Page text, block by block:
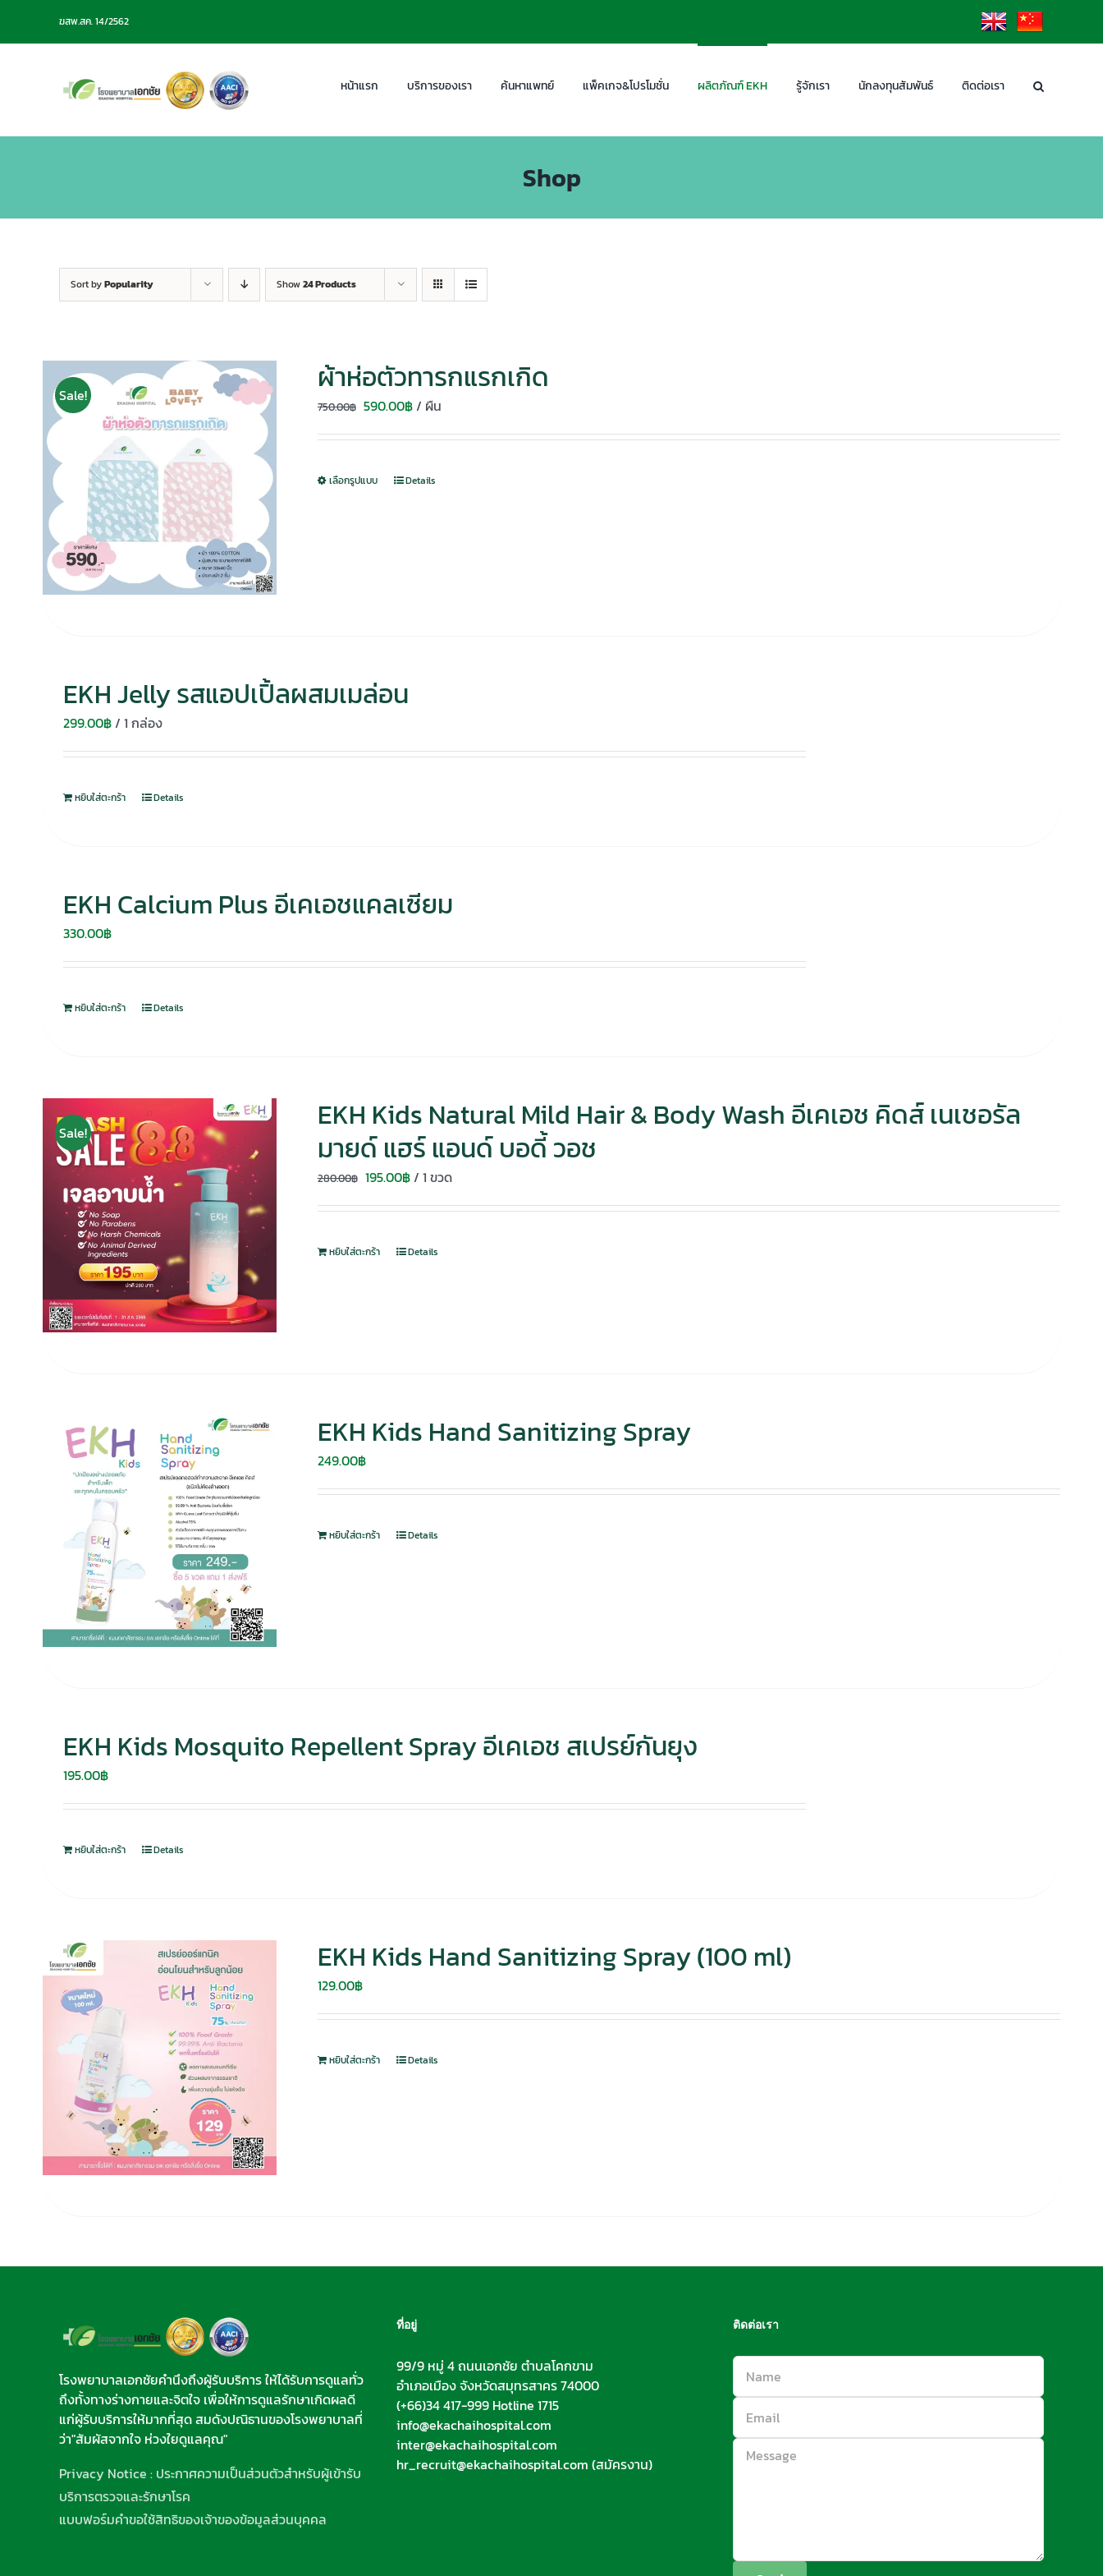
ฆสพ.สค. 14/2562 EN CN
หน้าแรก บริการของเรา ค้นหาแพทย์ แพ็คเกจ&โปรโมชั่น ผลิตภัณฑ์ EKH รู้จักเรา นักลงทุนสัมพันธ์ ติดต่อเรา
Shop
Sort byPopularity Show24 Products
Sale! ผ้าห่อตัวทารกแรกเกิด
750.00฿ Original
750.00฿.
590.00฿Current
590.00฿.
/ ผืน
เลือกรูปแบบ Details
EKH Jelly รสแอปเปิ้ลผสมเมล่อน
299.00฿/ 1 กล่อง
หยิบใส่ตะกร้า Details
EKH Calcium Plus อีเคเอชแคลเซียม
330.00฿
หยิบใส่ตะกร้า Details
Sale!
EKH Kids Natural Mild Hair & Body Wash อีเคเอช คิดส์ เนเชอรัล
มายด์ แฮร์ แอนด์ บอดี้ วอช
280.00฿ Original
280.00฿.
195.00฿Current
195.00฿.
/ 1 ขวด
หยิบใส่ตะกร้า Details
EKH Kids Hand Sanitizing Spray
249.00฿
หยิบใส่ตะกร้า Details
EKH Kids Mosquito Repellent Spray อีเคเอช สเปรย์กันยุง
195.00฿
หยิบใส่ตะกร้า Details
EKH Kids Hand Sanitizing Spray (100 ml)
129.00฿
หยิบใส่ตะกร้า Details
โรงพยาบาลเอกชัยคำนึงถึงผู้รับบริการ ให้ได้รับการดูแลทั่ว
ถึงทั้งทางร่างกายและจิตใจ เพื่อให้การดูแลรักษาเกิดผลดี
แก่ผู้รับบริการให้มากที่สุด สมดังปณิธานของโรงพยาบาลที่
ว่า"สัมผัสจากใจ ห่วงใยดูแลคุณ"
Privacy Notice : ประกาศความเป็นส่วนตัวสำหรับผู้เข้ารับ
บริการตรวจและรักษาโรค
แบบฟอร์มคำขอใช้สิทธิของเจ้าของข้อมูลส่วนบุคคล
ที่อยู่
99/9 หมู่ 4 ถนนเอกชัย ตำบลโคกขาม
อำเภอเมือง จังหวัดสมุทรสาคร 74000
(+66)34 417-999 Hotline 1715
info@ekachaihospital.com
inter@ekachaihospital.com
hr_recruit@ekachaihospital.com (สมัครงาน)
ติดต่อเรา